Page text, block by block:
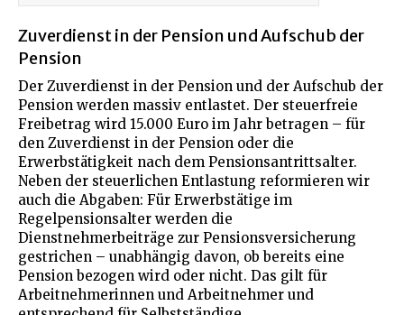
Zuverdienst in der Pension und Aufschub der
Pension
Der Zuverdienst in der Pension und der Aufschub der
Pension werden massiv entlastet. Der steuerfreie
Freibetrag wird 15.000 Euro im Jahr betragen – für
den Zuverdienst in der Pension oder die
Erwerbstätigkeit nach dem Pensionsantrittsalter.
Neben der steuerlichen Entlastung reformieren wir
auch die Abgaben: Für Erwerbstätige im
Regelpensionsalter werden die
Dienstnehmerbeiträge zur Pensionsversicherung
gestrichen – unabhängig davon, ob bereits eine
Pension bezogen wird oder nicht. Das gilt für
Arbeitnehmerinnen und Arbeitnehmer und